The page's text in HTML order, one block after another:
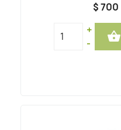
$ 700
+
-
